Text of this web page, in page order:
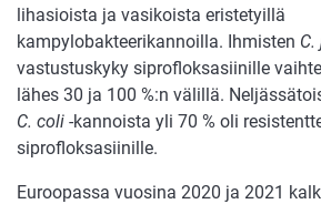
lihasioista ja vasikoista eristetyillä
kampylobakteerikannoilla. Ihmisten
vastustuskyky siprofloksasiinille
lähes 30 ja 100 %:n välillä.
C. coli -kannoista yli 70 % oli
siprofloksasiinille.
Euroopassa vuosina 2020 ja 2021